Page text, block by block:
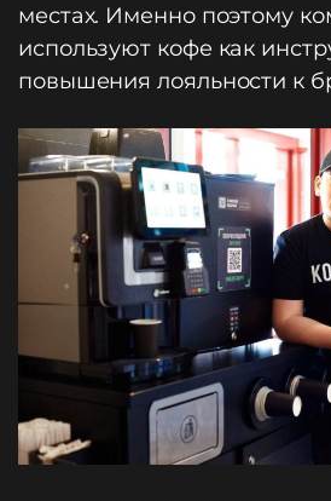
местах. Именно поэтому
используют кофе как
повышения лояльности к